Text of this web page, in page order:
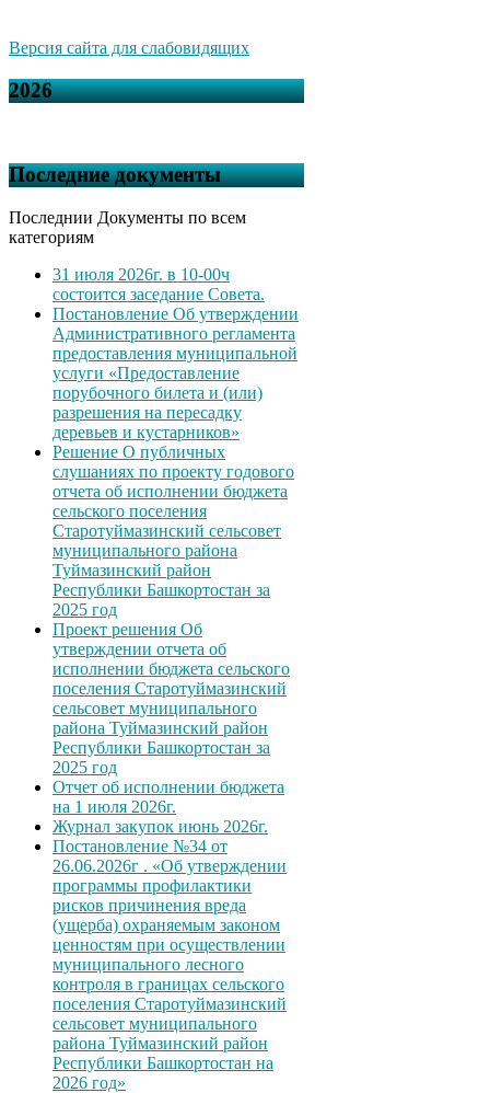
Версия сайта для слабовидящих
2026
Последние документы
Последнии Документы по всем
категориям
31 июля 2026г. в 10-00ч
состоится заседание Совета.
Постановление Об утверждении
Административного регламента
предоставления муниципальной
услуги «Предоставление
порубочного билета и (или)
разрешения на пересадку
деревьев и кустарников»
Решение О публичных
слушаниях по проекту годового
отчета об исполнении бюджета
сельского поселения
Старотуймазинский сельсовет
муниципального района
Туймазинский район
Республики Башкортостан за
2025 год
Проект решения Об
утверждении отчета об
исполнении бюджета сельского
поселения Старотуймазинский
сельсовет муниципального
района Туймазинский район
Республики Башкортостан за
2025 год
Отчет об исполнении бюджета
на 1 июля 2026г.
Журнал закупок июнь 2026г.
Постановление №34 от
26.06.2026г . «Об утверждении
программы профилактики
рисков причинения вреда
(ущерба) охраняемым законом
ценностям при осуществлении
муниципального лесного
контроля в границах сельского
поселения Старотуймазинский
сельсовет муниципального
района Туймазинский район
Республики Башкортостан на
2026 год»